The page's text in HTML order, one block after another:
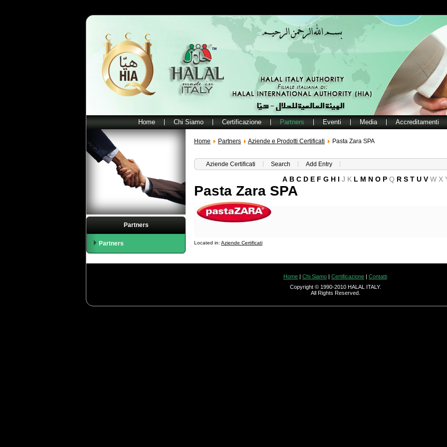
Home Chi Siamo Certificazione Partners Eventi Media Accreditamenti
Partners
Partners
Home Partners Aziende e Prodotti Certificati Pasta Zara SPA
Aziende Certificati Search Add Entry
A B C D E F G H I J K L M N O P Q R S T U V W X
Pasta Zara SPA
Located in: Aziende Certificati
Home | Chi Siamo | Certificazione | Contatti
Copyright © 1990-2010 HALAL ITALY.
All Rights Reserved.